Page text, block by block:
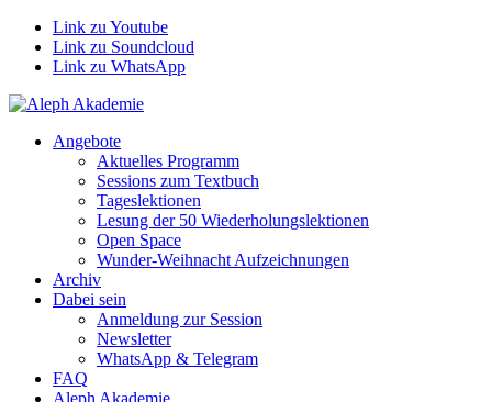
Link zu Youtube
Link zu Soundcloud
Link zu WhatsApp
Angebote
Aktuelles Programm
Sessions zum Textbuch
Tageslektionen
Lesung der 50 Wiederholungslektionen
Open Space
Wunder-Weihnacht Aufzeichnungen
Archiv
Dabei sein
Anmeldung zur Session
Newsletter
WhatsApp & Telegram
FAQ
Aleph Akademie